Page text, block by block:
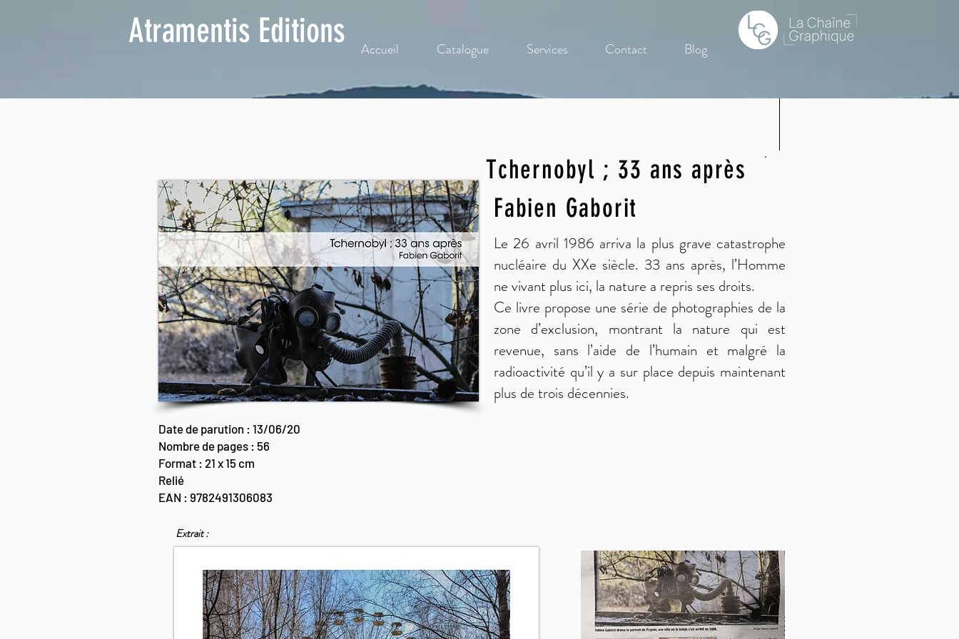
Atramentis Editions Accueil Catalogue Services Contact Blog
Tchernobyl ; 33 ans après
Fabien Gaborit
Le 26 avril 1986 arriva la plus grave catastrophe
nucléaire du XXe siècle. 33 ans après, l’Homme
ne vivant plus ici, la nature a repris ses droits.
Ce livre propose une série de photographies de la
zone d’exclusion, montrant la nature qui est
revenue, sans l’aide de l’humain et malgré la
radioactivité qu’il y a sur place depuis maintenant
plus de trois décennies.
Date de parution : 13/06/20
Nombre de pages : 56
Format : 21 x 15 cm
Relié
EAN : 9782491306083
Extrait :